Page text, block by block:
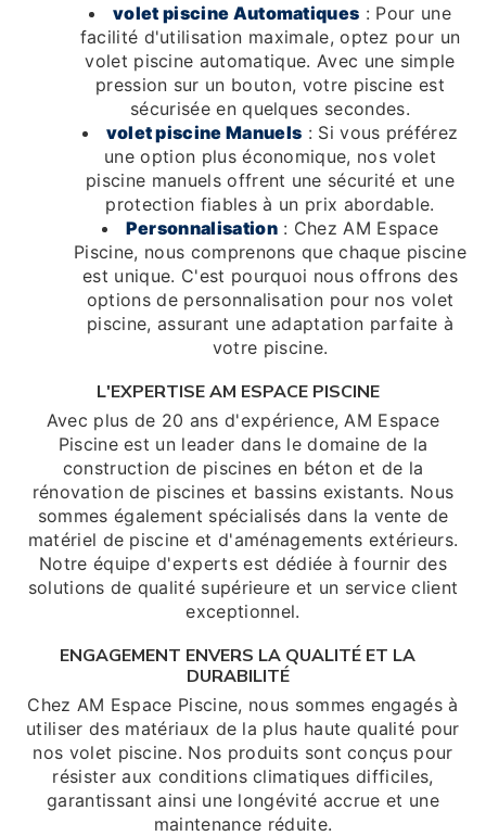
volet piscine Automatiques : Pour une
facilité d'utilisation maximale, optez pour un
volet piscine automatique. Avec une simple
pression sur un bouton, votre piscine est
sécurisée en quelques secondes.
volet piscine Manuels : Si vous préférez
une option plus économique, nos volet
piscine manuels offrent une sécurité et une
protection fiables à un prix abordable.
Personnalisation: Chez AM Espace
Piscine, nous comprenons que chaque piscine
est unique. C'est pourquoi nous offrons des
options de personnalisation pour nos volet
piscine, assurant une adaptation parfaite à
votre piscine.
L'EXPERTISE AM ESPACE PISCINE
Avec plus de 20 ans d'expérience, AM Espace
Piscine est un leader dans le domaine de la
construction de piscines en béton et de la
rénovation de piscines et bassins existants. Nous
sommes également spécialisés dans la vente de
matériel de piscine et d'aménagements extérieurs.
Notre équipe d'experts est dédiée à fournir des
solutions de qualité supérieure et un service client
exceptionnel.
ENGAGEMENT ENVERS LA QUALITÉ ET LA
DURABILITÉ
Chez AM Espace Piscine, nous sommes engagés à
utiliser des matériaux de la plus haute qualité pour
nos volet piscine. Nos produits sont conçus pour
résister aux conditions climatiques difficiles,
garantissant ainsi une longévité accrue et une
maintenance réduite.